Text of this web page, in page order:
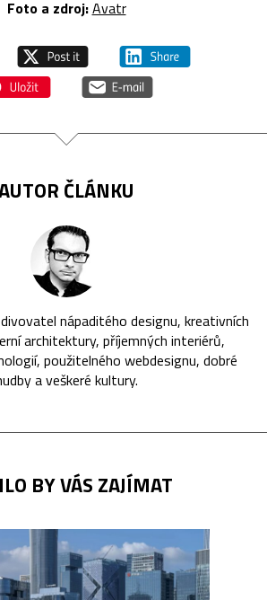
Foto a zdroj:Avatr
ČLÁNKU
nápaditého designu, kreativních
architektury, příjemných interiérů,
použitelného webdesignu, dobré
a veškeré kultury.
BY VÁS ZAJÍMAT